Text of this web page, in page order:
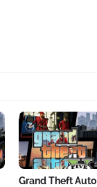
Grand Theft Auto